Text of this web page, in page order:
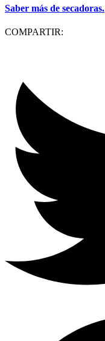
Saber más de secadoras.
COMPARTIR: